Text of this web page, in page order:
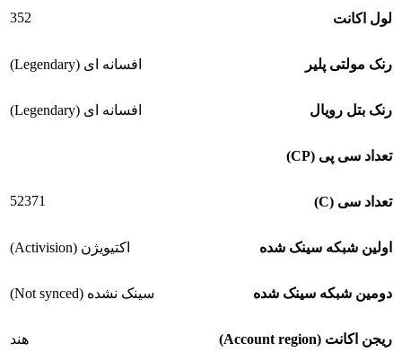
لول اکانت 352
رنک مولتی پلیر افسانه ای (Legendary)
رنک بتل رویال افسانه ای (Legendary)
تعداد سی پی (CP)
تعداد سی (C) 52371
اولین شبکه سینک شده اکتیویژن (Activision)
دومین شبکه سینک شده سینک نشده (Not synced)
ریجن اکانت (Account region) هند